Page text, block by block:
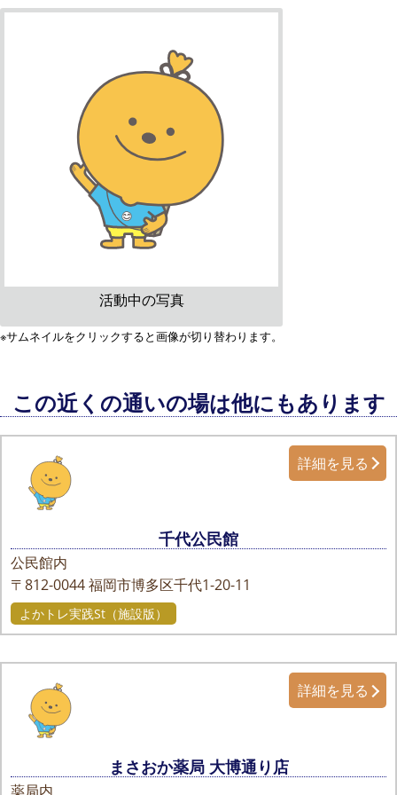
活動中の写真
※サムネイルをクリックすると画像が切り替わります。
この近くの通いの場は他にもあります
千代公民館
公民館内
〒812-0044福岡市博多区千代1-20-11
詳細を見る
よかトレ実践St（施設版）
まさおか薬局 大博通り店
薬局内
詳細を見る